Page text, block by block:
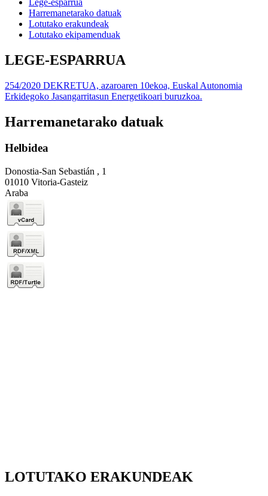
Harremanetarako datuak
Lotutako erakundeak
Lotutako ekipamenduak
LEGE-ESPARRUA
254/2020 DEKRETUA, azaroaren 10ekoa, Euskal Autonomia
Erkidegoko Jasangarritasun Energetikoari buruzkoa.
Harremanetarako datuak
Helbidea
Donostia-San Sebastián , 1
01010 Vitoria-Gasteiz
Araba
LOTUTAKO ERAKUNDEAK